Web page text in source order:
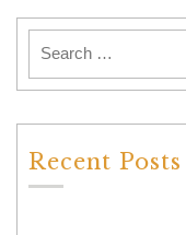
Recent Posts